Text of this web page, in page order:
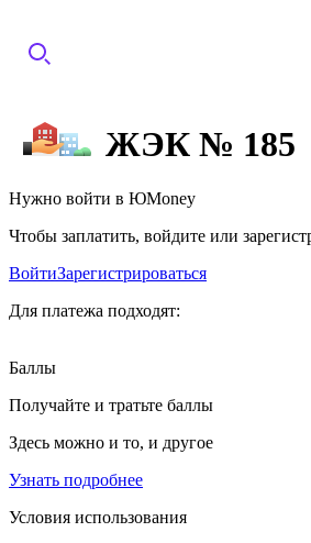
ЖЭК № 185
Нужно войти в ЮMoney
Чтобы заплатить, войдите или
ВойтиЗарегистрироваться
Для платежа подходят:
Баллы
Получайте и тратьте баллы
Здесь можно и то, и другое
Узнать подробнее
Условия использования